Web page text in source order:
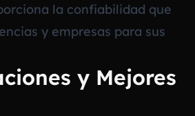
la confiabilidad que
y empresas para sus
y Mejores